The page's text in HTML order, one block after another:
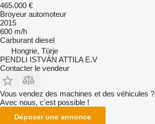
465.000 €
Broyeur automoteur
2015
600 m/h
Carburant diesel
Hongrie, Türje
PENDLI ISTVÁN ATTILA E.V
Contacter le vendeur
Vous vendez des machines et des véhicules ?
Avec nous, c'est possible !
Déposer une annonce